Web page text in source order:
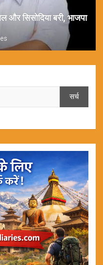
और सिसोदिया बरी, भाजपा
सर्च